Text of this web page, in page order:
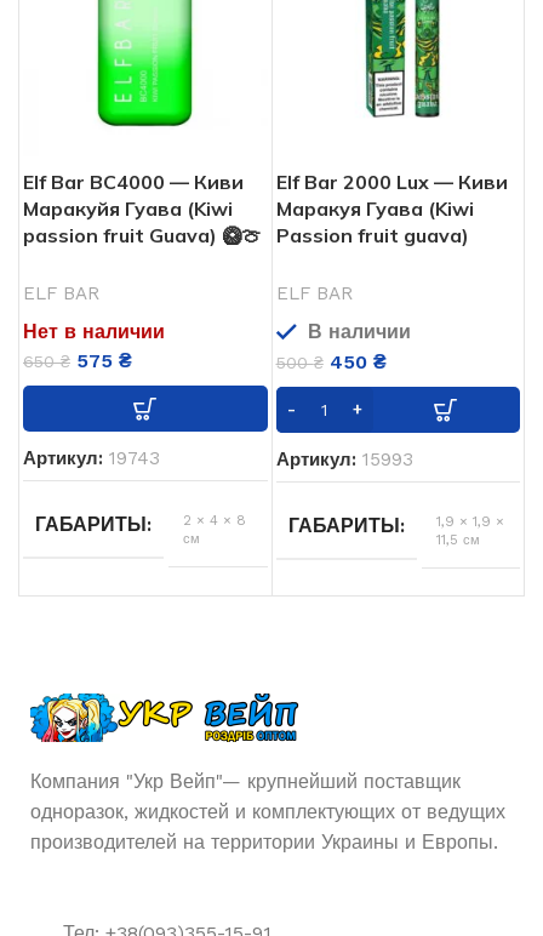
ЗАТЯЖЕК 30000
АКУМУЛЯТОР
ОБЬЕМ 20 мл
ТИП POD СИСТЕМЫ
USB ЗАРЯДКА
C
НИКОТИНА 5%
АКУМУЛЯТОР
650
ОБЬЕМ
ТИП POD СИСТЕМЫ
USB ЗАРЯДКА
Elf Bar BC4000 — Киви
Маракуйя Гуава (Kiwi
passion fruit Guava) 🥝🍈
ELF BAR
Нет в наличии
650₴ 575 ₴
Артикул: 19743
ГАБАРИТЫ
2 × 4 × 8
см
ВКУСЫ Гуава,Киви,
ЗАТЯЖЕК 4000
Elf Bar 2000 Lux — Киви
Маракуя Гуава (Kiwi
Passion fruit guava)
ELF BAR
В наличии
500₴ 450 ₴
Артикул: 15993
ГАБАРИТЫ
1,9 × 1,9 ×
11,5 см
Гуава,Киви,
АКУМУЛЯТОР
1200
мАч
Компания "Укр Вейп"— крупнейший поставщик
одноразок, жидкостей и комплектующих от ведущих
производителей на территории Украины и Европы.